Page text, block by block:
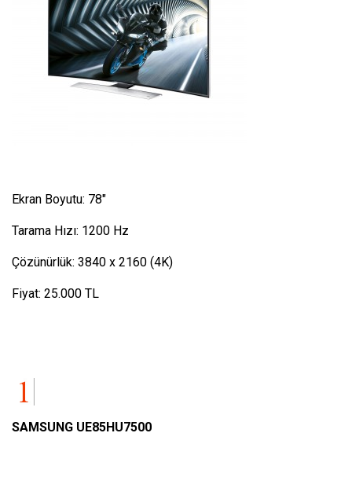
Ekran Boyutu: 78″
Tarama Hızı: 1200 Hz
Çözünürlük: 3840 x 2160 (4K)
Fiyat: 25.000 TL
SAMSUNG UE85HU7500